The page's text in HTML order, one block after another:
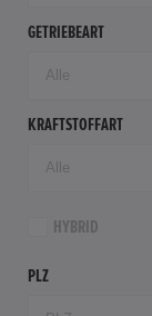
GETRIEBEART
KRAFTSTOFFART
HYBRID
PLZ